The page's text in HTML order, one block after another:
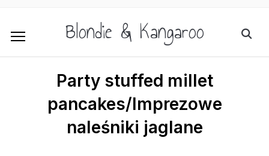
Blondie & Kangaroo
Party stuffed millet
pancakes/Imprezowe
naleśniki jaglane